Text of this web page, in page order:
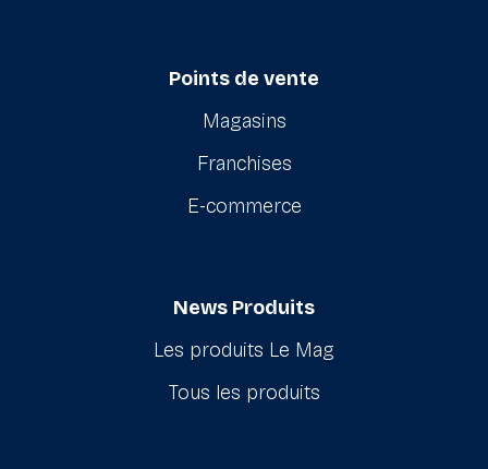
Points de vente
Magasins
Franchises
E-commerce
News Produits
Les produits Le Mag
Tous les produits